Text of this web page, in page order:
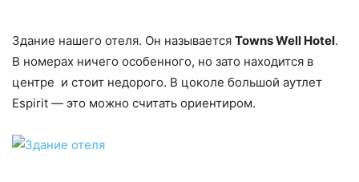
Здание нашего отеля. Он называется Towns Well Hotel.
В номерах ничего особенного, но зато находится в
центре и стоит недорого. В цоколе большой аутлет
Espirit — это можно считать ориентиром.